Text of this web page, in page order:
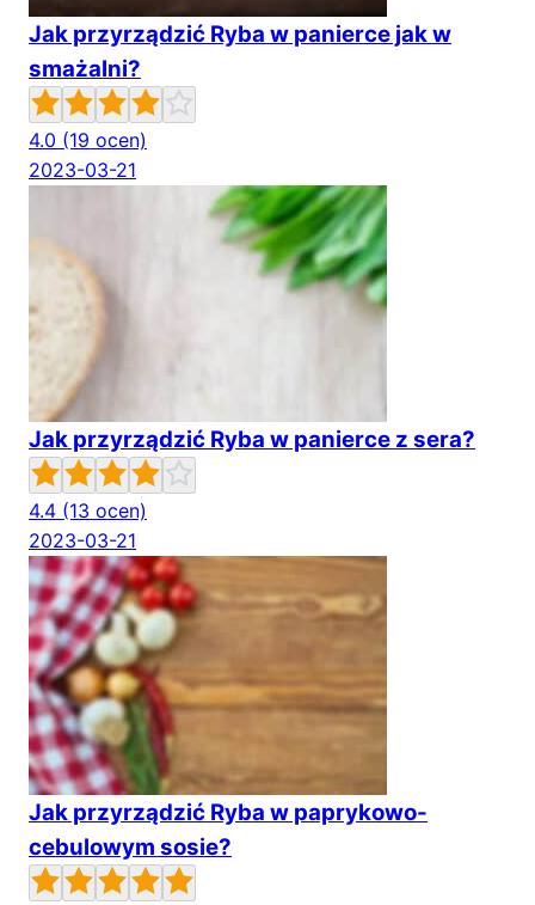
Jak przyrządzić Ryba w panierce jak w
smażalni?
4.0 (19 ocen)
2023-03-21
Jak przyrządzić Ryba w panierce z sera?
4.4 (13 ocen)
2023-03-21
Jak przyrządzić Ryba w paprykowo-
cebulowym sosie?